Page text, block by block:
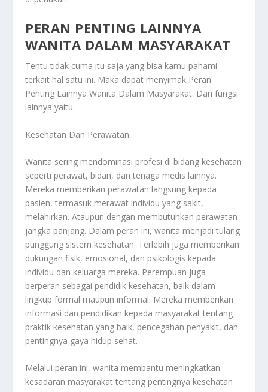
PERAN PENTING LAINNYA
WANITA DALAM MASYARAKAT
Tentu tidak cuma itu saja yang bisa kamu pahami
terkait hal satu ini. Maka dapat menyimak Peran
Penting Lainnya Wanita Dalam Masyarakat. Dan fungsi
lainnya yaitu:
Kesehatan Dan Perawatan
Wanita sering mendominasi profesi di bidang kesehatan
seperti perawat, bidan, dan tenaga medis lainnya.
Mereka memberikan perawatan langsung kepada
pasien, termasuk merawat individu yang sakit,
melahirkan. Ataupun dengan membutuhkan perawatan
jangka panjang. Dalam peran ini, wanita menjadi tulang
punggung sistem kesehatan. Terlebih juga memberikan
dukungan fisik, emosional, dan psikologis kepada
individu dan keluarga mereka. Perempuan juga
berperan sebagai pendidik kesehatan, baik dalam
lingkup formal maupun informal. Mereka memberikan
informasi dan pendidikan kepada masyarakat tentang
praktik kesehatan yang baik, pencegahan penyakit, dan
pentingnya gaya hidup sehat.
Melalui peran ini, wanita membantu meningkatkan
kesadaran masyarakat tentang pentingnya kesehatan